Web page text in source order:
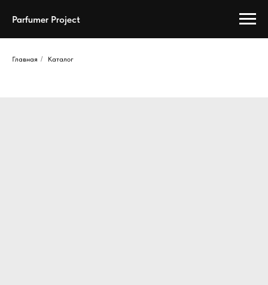
Parfumer Project
Главная / Каталог